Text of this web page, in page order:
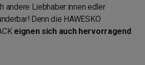
andere Liebhaber:innen edler
Denn die HAWESKO
eignen sich auch hervorragend